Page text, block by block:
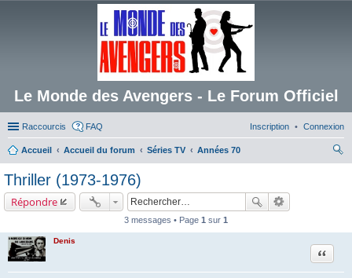
Le Monde des Avengers - Le Forum Officiel
Raccourcis FAQ Connexion
Inscription
Accueil Accueil du forum Séries TV
Années 70
Thriller (1973-1976)
Répondre
3 messages • Page 1 sur 1
Denis
Citation